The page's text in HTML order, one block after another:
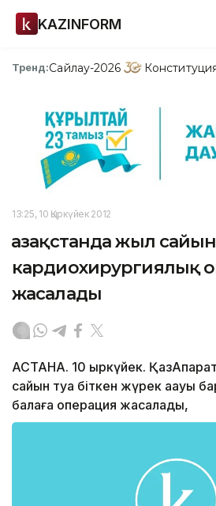
KAZINFORM
Тренд:Сайлау-2026
13:25, 10 Қыркүйек 2012
Қазақстанда жыл
кардиохирургиялық
жасалады
АСТАНА. 10 қыркүйек.
сайын туа біткен жүрек ақауы
балаға операция жасалады,